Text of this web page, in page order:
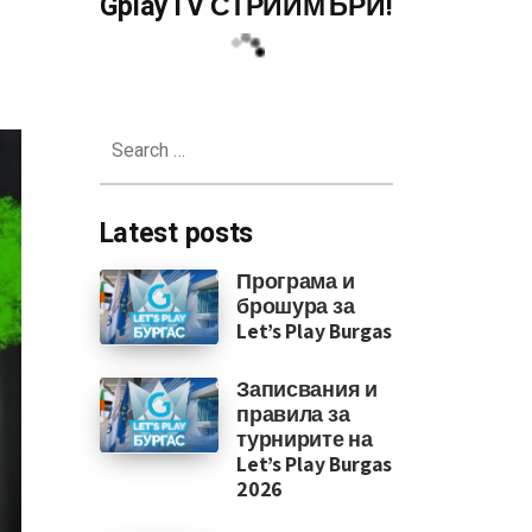
в няколко заглавия
for:
Latest posts
Програма и
брошура за
Let’s Play Burgas
Записвания и
правила за
турнирите на
Let’s Play Burgas
2026